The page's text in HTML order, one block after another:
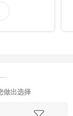
做出选择